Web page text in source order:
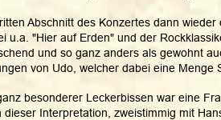
Abschnitt des Konzertes dann
u.a. "Hier auf Erden" und der
und so ganz anders als gewohnt
von Udo, welcher dabei eine Menge
besonderer Leckerbissen war eine
dieser Interpretation, zweistimmig mit